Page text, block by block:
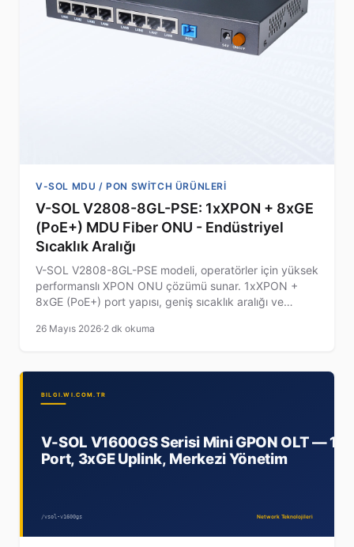
V-SOL MDU / PON SWITCH ÜRÜNLERI
V-SOL V2808-8GL-PSE: 1xXPON + 8xGE
(PoE+) MDU Fiber ONU - Endüstriyel
Sıcaklık Aralığı
V-SOL V2808-8GL-PSE modeli, operatörler için yüksek
performanslı XPON ONU çözümü sunar. 1xXPON +
8xGE (PoE+) port yapısı, geniş sıcaklık aralığı ve
kullanıma uygundur.
26 Mayıs 2026·2 dk okuma